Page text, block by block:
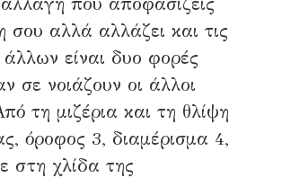
σου αλλά αλλάζει και τις
είναι δυο φορές
σε νοιάζουν οι άλλοι
τη μιζέρια και τη θλίψη
όροφος 3, διαμέρισμα 4,
στη χλίδα της